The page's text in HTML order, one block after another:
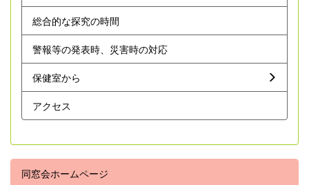
総合的な探究の時間
警報等の発表時、災害時の対応
保健室から
アクセス
同窓会ホームページ